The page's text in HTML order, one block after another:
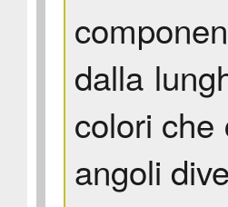
dalla
colori che
angoli